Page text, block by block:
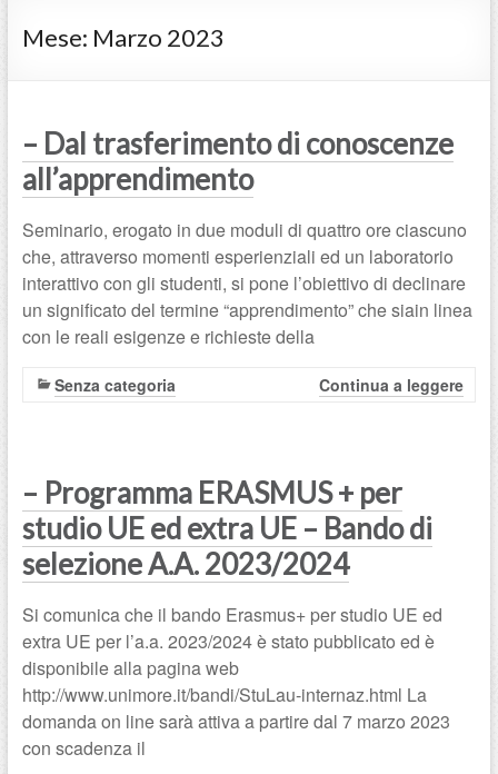
Mese: Marzo 2023
– Dal trasferimento di conoscenze
all’apprendimento
Seminario, erogato in due moduli di quattro ore ciascuno
che, attraverso momenti esperienziali ed un laboratorio
interattivo con gli studenti, si pone l’obiettivo di declinare
un significato del termine “apprendimento” che siain linea
con le reali esigenze e richieste della
Senza categoria Continua a leggere
– Programma ERASMUS + per
studio UE ed extra UE – Bando di
selezione A.A. 2023/2024
Si comunica che il bando Erasmus+ per studio UE ed
extra UE per l’a.a. 2023/2024 è stato pubblicato ed è
disponibile alla pagina web
http://www.unimore.it/bandi/StuLau-internaz.html La
domanda on line sarà attiva a partire dal 7 marzo 2023
con scadenza il